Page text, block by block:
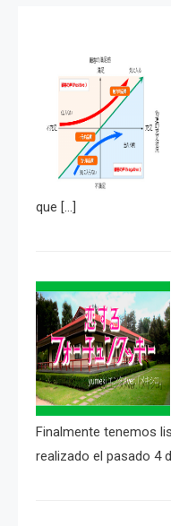
que […]
Finalmente tenemos
realizado el pasado 4